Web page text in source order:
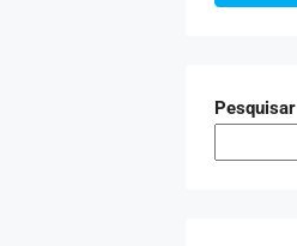
Pesquisar